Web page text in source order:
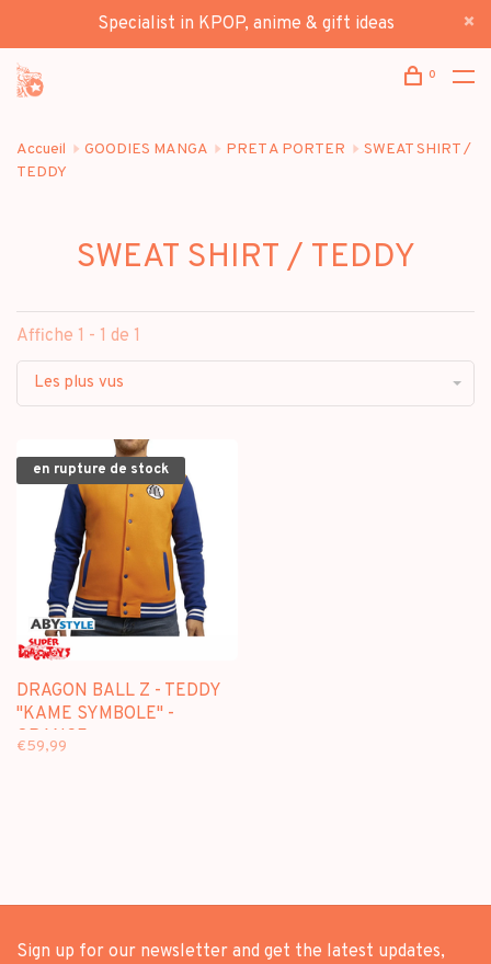
Specialist in KPOP, anime & gift ideas
0
Accueil GOODIES MANGA PRET A PORTER
SWEAT SHIRT /
TEDDY
SWEAT SHIRT / TEDDY
Affiche 1 - 1 de 1
Les plus vus
en rupture de stock
DRAGON BALL Z - TEDDY
"KAME SYMBOLE" -
ORANGE
€59,99
Sign up for our newsletter and get the latest updates,